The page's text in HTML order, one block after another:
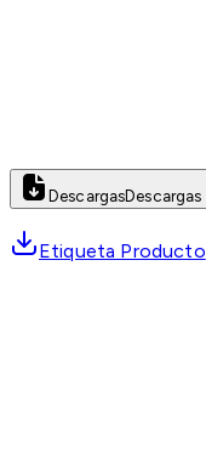
DescargasDescargas
Etiqueta Producto